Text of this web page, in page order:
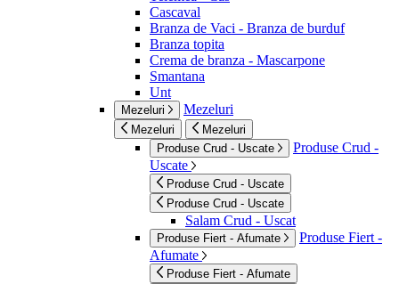
Cascaval
Branza de Vaci - Branza de burduf
Branza topita
Crema de branza - Mascarpone
Smantana
Unt
Mezeluri Mezeluri
Mezeluri
Mezeluri
Produse Crud - Uscate
Produse Crud -
Uscate
Produse Crud - Uscate
Produse Crud - Uscate
Salam Crud - Uscat
Produse Fiert - Afumate
Produse Fiert -
Afumate
Produse Fiert - Afumate